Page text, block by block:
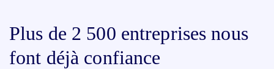
Plus de 2 500 entreprises nous
font déjà confiance